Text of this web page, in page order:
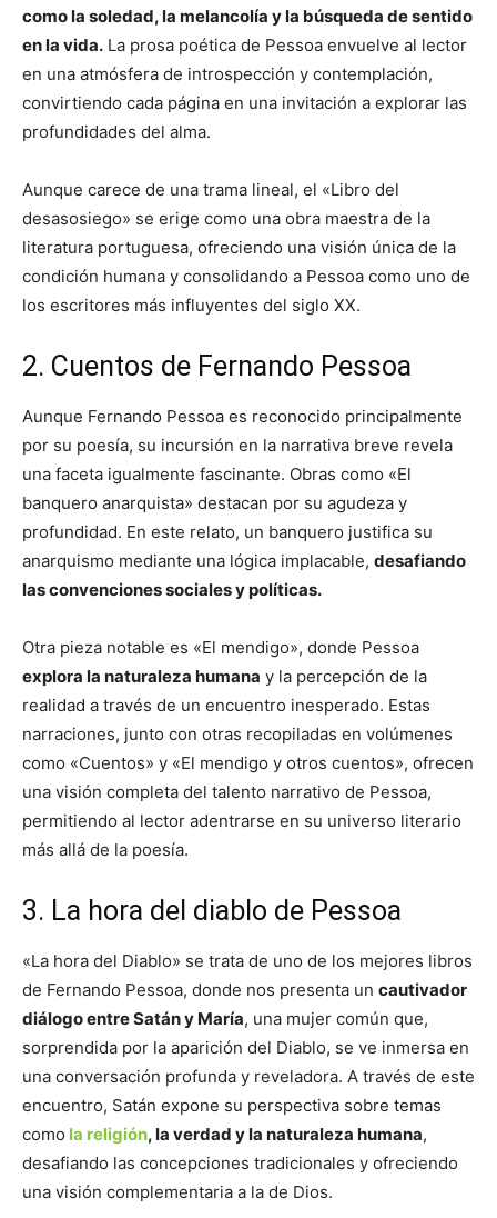
como la soledad, la melancolía y la búsqueda de sentido
en la vida. La prosa poética de Pessoa envuelve al lector
en una atmósfera de introspección y contemplación,
convirtiendo cada página en una invitación a explorar las
profundidades del alma.
Aunque carece de una trama lineal, el «Libro del
desasosiego» se erige como una obra maestra de la
literatura portuguesa, ofreciendo una visión única de la
condición humana y consolidando a Pessoa como uno de
los escritores más influyentes del siglo XX.
2. Cuentos de Fernando Pessoa
Aunque Fernando Pessoa es reconocido principalmente
por su poesía, su incursión en la narrativa breve revela
una faceta igualmente fascinante. Obras como «El
banquero anarquista» destacan por su agudeza y
profundidad. En este relato, un banquero justifica su
anarquismo mediante una lógica implacable, desafiando
las convenciones sociales y políticas.
Otra pieza notable es «El mendigo», donde Pessoa
explora la naturaleza humana y la percepción de la
realidad a través de un encuentro inesperado. Estas
narraciones, junto con otras recopiladas en volúmenes
como «Cuentos» y «El mendigo y otros cuentos», ofrecen
una visión completa del talento narrativo de Pessoa,
permitiendo al lector adentrarse en su universo literario
más allá de la poesía.
3. La hora del diablo de Pessoa
«La hora del Diablo» se trata de uno de los mejores libros
de Fernando Pessoa, donde nos presenta un cautivador
diálogo entre Satán y María, una mujer común que,
sorprendida por la aparición del Diablo, se ve inmersa en
una conversación profunda y reveladora. A través de este
encuentro, Satán expone su perspectiva sobre temas
como la religión, la verdad y la naturaleza humana,
desafiando las concepciones tradicionales y ofreciendo
una visión complementaria a la de Dios.